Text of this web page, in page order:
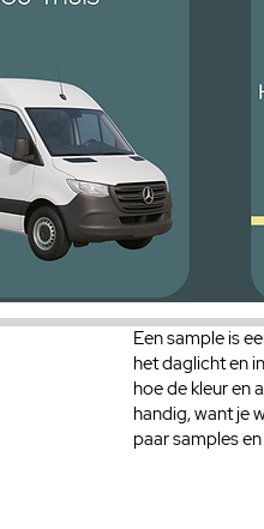
Een sample is
het daglicht en
hoe de kleur en
handig, want je
paar samples